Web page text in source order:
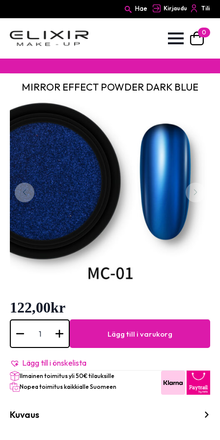
Hae Kirjaudu Tili
0
MIRROR EFFECT POWDER DARK BLUE
122,00kr
MIRROR
EFFECT
POWDER
DARK
mängd
Lägg till i varukorg
Lägg till i önskelista
Ilmainen toimitus yli 50€ tilauksille
Nopea toimitus kaikkialle Suomeen
Kuvaus